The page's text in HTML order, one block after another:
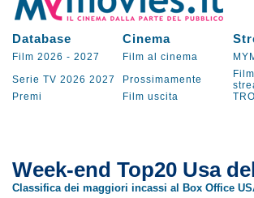
Database Cinema
Film 2026 - 2027 Film al cinema
Serie TV 2026 2027 Prossimamente
Premi
Film uscita
Week-end Top20 Usa
Classifica dei maggiori incassi al Box Office